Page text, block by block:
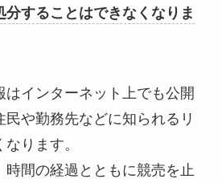
することはできなくなりま
はインターネット上でも公開
民や勤務先などに知られるリ
ります。
時間の経過とともに競売を止